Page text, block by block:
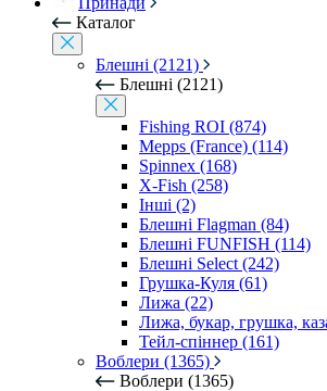
Каталог
Блешні (2121)
Блешні (2121)
Fishing ROI (874)
Mepps (France) (114)
Spinnex (168)
X-Fish (258)
Інші (2)
Блешні Flagman (84)
Блешні FUNFISH (114)
Блешні Select (242)
Грушка-Куля (61)
Лижа (22)
Лижа, букар, грушка,
Тейл-спіннер (161)
Воблери (1365)
Воблери (1365)